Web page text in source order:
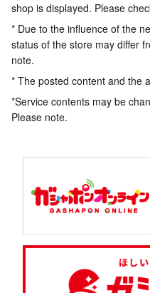
shop is displayed. Please
* Due to the influence of the
status of the store may differ
note.
* The posted content and the
*Service contents may be
Please note.